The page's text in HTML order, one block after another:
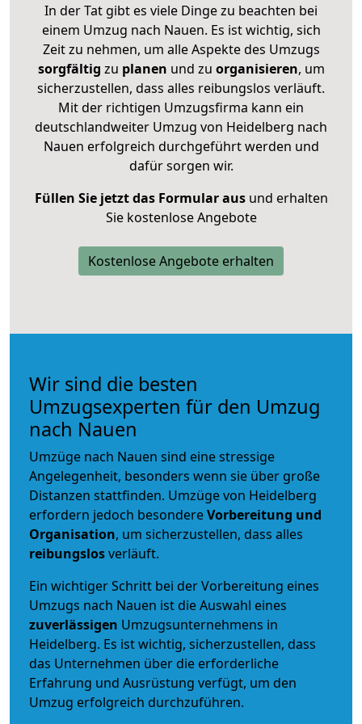
In der Tat gibt es viele Dinge zu beachten bei
einem Umzug nach Nauen. Es ist wichtig, sich
Zeit zu nehmen, um alle Aspekte des Umzugs
sorgfältig zu planen und zu organisieren, um
sicherzustellen, dass alles reibungslos verläuft.
Mit der richtigen Umzugsfirma kann ein
deutschlandweiter Umzug von Heidelberg nach
Nauen erfolgreich durchgeführt werden und
dafür sorgen wir.
Füllen Sie jetzt das Formular ausund erhalten
Sie kostenlose Angebote
Kostenlose Angebote erhalten
Wir sind die besten
Umzugsexperten für den Umzug
nach Nauen
Umzüge nach Nauen sind eine stressige
Angelegenheit, besonders wenn sie über große
Distanzen stattfinden. Umzüge von Heidelberg
erfordern jedoch besondereVorbereitung und
Organisation, um sicherzustellen, dass alles
reibungslosverläuft.
Ein wichtiger Schritt bei der Vorbereitung eines
Umzugs nach Nauen ist die Auswahl eines
zuverlässigen Umzugsunternehmens in
Heidelberg. Es ist wichtig, sicherzustellen, dass
das Unternehmen über die erforderliche
Erfahrung und Ausrüstung verfügt, um den
Umzug erfolgreich durchzuführen.